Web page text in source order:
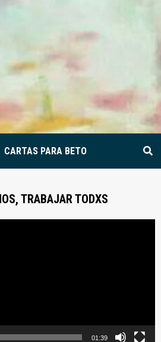
CARTAS PARA BETO
TRABAJAR TODXS
01:39